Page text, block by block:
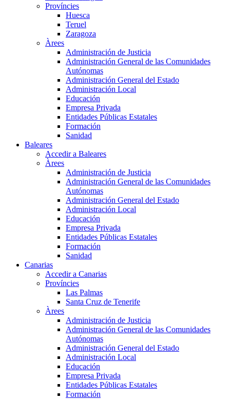
Províncies
Huesca
Teruel
Zaragoza
Àrees
Administración de Justicia
Administración General de las Comunidades
Autónomas
Administración General del Estado
Administración Local
Educación
Empresa Privada
Entidades Públicas Estatales
Formación
Sanidad
Baleares
Accedir a Baleares
Àrees
Administración de Justicia
Administración General de las Comunidades
Autónomas
Administración General del Estado
Administración Local
Educación
Empresa Privada
Entidades Públicas Estatales
Formación
Sanidad
Canarias
Accedir a Canarias
Províncies
Las Palmas
Santa Cruz de Tenerife
Àrees
Administración de Justicia
Administración General de las Comunidades
Autónomas
Administración General del Estado
Administración Local
Educación
Empresa Privada
Entidades Públicas Estatales
Formación